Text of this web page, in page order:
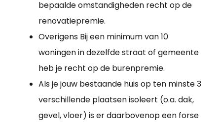
bepaalde omstandigheden recht op de
renovatiepremie.
Overigens Bij een minimum van 10
woningen in dezelfde straat of gemeente
heb je recht op de burenpremie.
Als je jouw bestaande huis op ten minste 3
verschillende plaatsen isoleert (o.a. dak,
gevel, vloer) is er daarbovenop een forse